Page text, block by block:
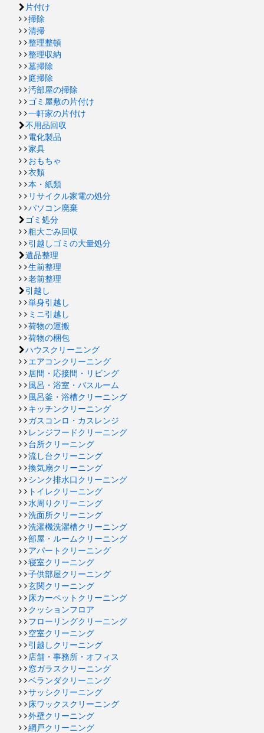
片付け
掃除
清掃
整理整頓
整理収納
墓掃除
庭掃除
汚部屋の掃除
ゴミ屋敷の片付け
一軒家の片付け
不用品回収
電化製品
家具
おもちゃ
衣類
本・紙類
リサイクル家電の処分
パソコン廃棄
ゴミ処分
粗大ごみ回収
引越しゴミの大量処分
遺品整理
生前整理
老前整理
引越し
単身引越し
ミニ引越し
荷物の運搬
荷物の梱包
ハウスクリーニング
エアコンクリーニング
居間・応接間・リビング
風呂・浴室・バスルーム
風呂釜・浴槽クリーニング
キッチンクリーニング
ガスコンロ・カスレンジ
レンジフードクリーニング
台所クリーニング
流し台クリーニング
換気扇クリーニング
シンク排水口クリーニング
トイレクリーニング
水周りクリーニング
洗面所クリーニング
洗濯機洗濯槽クリーニング
部屋・ルームクリーニング
アパートクリーニング
寝室クリーニング
子供部屋クリーニング
玄関クリーニング
床カーペットクリーニング
クッションフロア
フローリングクリーニング
空室クリーニング
引越しクリーニング
店舗・事務所・オフィス
窓ガラスクリーニング
ベランダクリーニング
サッシクリーニング
床ワックスクリーニング
外壁クリーニング
網戸クリーニング